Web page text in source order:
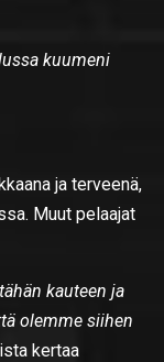
kuumeni
ja terveenä,
Muut pelaajat
kauteen ja
olemme siihen
kertaa